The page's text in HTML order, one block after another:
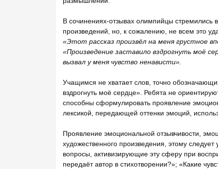
В сочинениях-отзывах олимпийцы стремились
произведений, но, к сожалению, не всем это
«Этот рассказ произвёл на меня грустное
«Произведение заставило вздрогнуть моё
вызвал у меня чувство ненависти».
Учащимся не хватает слов, точно
вздрогнуть моё сердце». Ребята не
способны сформулировать проявление
лексикой, передающей оттенки эмоций,
Проявление эмоциональной отзывчивости,
художественного произведения, этому
вопросы, активизирующие эту сферу при
передаёт автор в стихотворении?»; «Какие